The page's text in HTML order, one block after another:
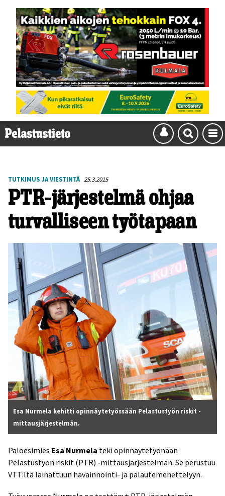
TUTKIMUS JA VIESTINTÄ 25.3.2015
PTR-järjestelmä ohjaa
turvalliseen työtapaan
Esa Nurmela kehitti opinnäytetyössään Pelastustyön riskit -
mittausjärjestelmän.
Paloesimies Esa Nurmela teki opinnäytetyönään
Pelastustyön riskit (PTR) -mittausjärjestelmän. Se perustuu
VTT:ltä lainattuun havainnointi- ja palautemenettelyyn.